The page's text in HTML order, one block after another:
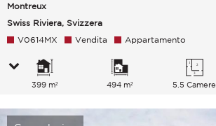
Montreux
Swiss Riviera, Svizzera
V0614MX Vendita Appartamento
399 m² 494 m² 5.5 Camere